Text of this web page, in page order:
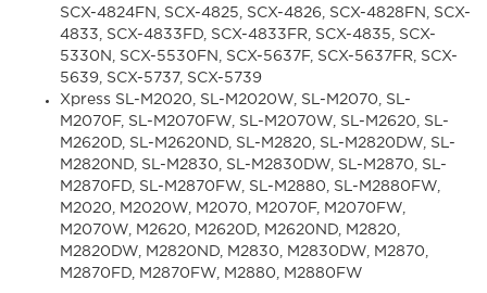
SCX-4824FN, SCX-4825, SCX-4826, SCX-4828FN, SCX-
4833, SCX-4833FD, SCX-4833FR, SCX-4835, SCX-
5330N, SCX-5530FN, SCX-5637F, SCX-5637FR, SCX-
5639, SCX-5737, SCX-5739
Xpress SL-M2020, SL-M2020W, SL-M2070, SL-
M2070F, SL-M2070FW, SL-M2070W, SL-M2620, SL-
M2620D, SL-M2620ND, SL-M2820, SL-M2820DW, SL-
M2820ND, SL-M2830, SL-M2830DW, SL-M2870, SL-
M2870FD, SL-M2870FW, SL-M2880, SL-M2880FW,
M2020, M2020W, M2070, M2070F, M2070FW,
M2070W, M2620, M2620D, M2620ND, M2820,
M2820DW, M2820ND, M2830, M2830DW, M2870,
M2870FD, M2870FW, M2880, M2880FW